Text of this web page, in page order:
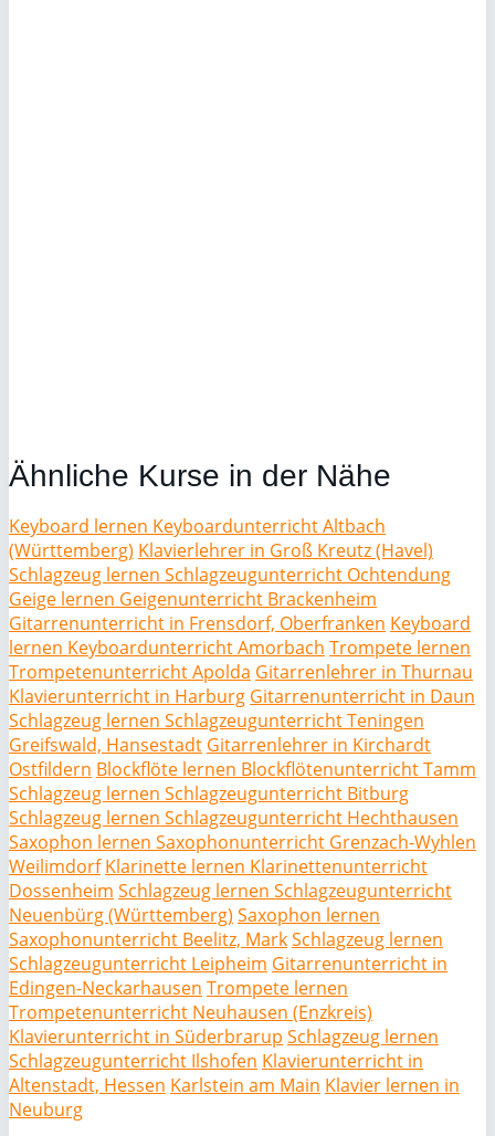
Ähnliche Kurse in der Nähe
Keyboard lernen Keyboardunterricht Altbach
(Württemberg) Klavierlehrer in Groß Kreutz (Havel)
Schlagzeug lernen Schlagzeugunterricht Ochtendung
Geige lernen Geigenunterricht Brackenheim
Gitarrenunterricht in Frensdorf, Oberfranken Keyboard
lernen Keyboardunterricht Amorbach Trompete lernen
Trompetenunterricht Apolda Gitarrenlehrer in Thurnau
Klavierunterricht in Harburg Gitarrenunterricht in Daun
Schlagzeug lernen Schlagzeugunterricht Teningen
Greifswald, Hansestadt Gitarrenlehrer in Kirchardt
Ostfildern Blockflöte lernen Blockflötenunterricht Tamm
Schlagzeug lernen Schlagzeugunterricht Bitburg
Schlagzeug lernen Schlagzeugunterricht Hechthausen
Saxophon lernen Saxophonunterricht Grenzach-Wyhlen
Weilimdorf Klarinette lernen Klarinettenunterricht
Dossenheim Schlagzeug lernen Schlagzeugunterricht
Neuenbürg (Württemberg) Saxophon lernen
Saxophonunterricht Beelitz, MarkSchlagzeug lernen
Schlagzeugunterricht Leipheim Gitarrenunterricht in
Edingen-Neckarhausen Trompete lernen
Trompetenunterricht Neuhausen (Enzkreis)
Klavierunterricht in Süderbrarup Schlagzeug lernen
Schlagzeugunterricht Ilshofen Klavierunterricht in
Altenstadt, Hessen Karlstein am Main Klavier lernen in
Neuburg